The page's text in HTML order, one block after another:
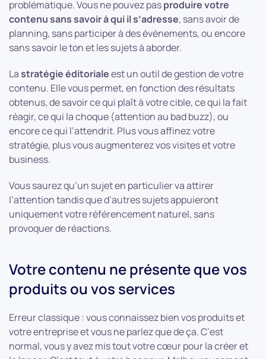
problématique. Vous ne pouvez pasproduire votre
contenu sans savoir à qui il s’adresse, sans avoir de
planning, sans participer à des événements, ou encore
sans savoir le ton et les sujets à aborder.
Lastratégie éditorialeest un outil de gestion de votre
contenu. Elle vous permet, en fonction des résultats
obtenus, de savoir ce qui plaît à votre cible, ce qui la fait
réagir, ce qui la choque (attention au bad buzz), ou
encore ce qui l’attendrit. Plus vous affinez votre
stratégie, plus vous augmenterez vos visites et votre
business.
Vous saurez qu’un sujet en particulier va attirer
l’attention tandis que d’autres sujets appuieront
uniquement votre référencement naturel, sans
provoquer de réactions.
Votre contenu ne présente que vos
produits ou vos services
Erreur classique : vous connaissez bien vos produits et
votre entreprise et vous ne parlez que de ça. C’est
normal, vous y avez mis tout votre cœur pour la créer et